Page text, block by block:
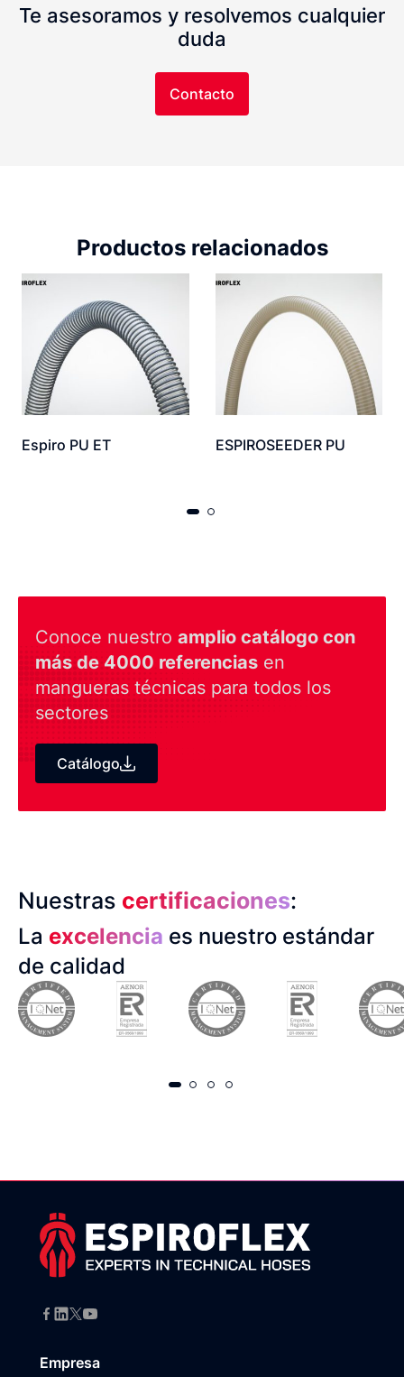
Te asesoramos y resolvemos cualquier
duda
Contacto
Productos relacionados
Espiro PU ET ESPIROSEEDER PU
Conoce nuestro amplio catálogo con
más de 4000 referencias en
mangueras técnicas para todos los
sectores
Catálogo
Nuestras certificaciones:
La excelencia es nuestro estándar
de calidad
Empresa